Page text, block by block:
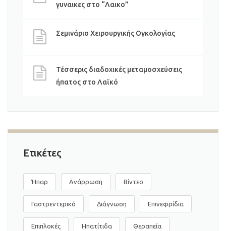
γυναικες στο “Λαικο”
Σεμινάριο Χειρουργικής Ογκολογίας
Τέσσερις διαδοχικές μεταμοσχεύσεις
ήπατος στο Λαϊκό
Ετικέτες
Ήπαρ Ανάρρωση Βίντεο
Γαστρεντερικό Διάγνωση Επινεφρίδια
Επιπλοκές Ηπατίτιδα Θεραπεία